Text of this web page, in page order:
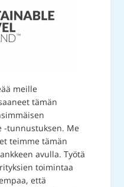
meille
tämän
-tunnustuksen. Me
teimme tämän
avulla. Työtä
toimintaa
että